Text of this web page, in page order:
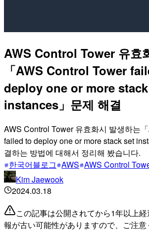
AWS Control Tower 유효
「AWS Control Tower
deploy one or more
instances」문제 해결
AWS Control Tower 유효화시 발생하는
failed to deploy one or more stack set
결하는 방법에 대해서 정리해 봤습니다.
한국어블로그 AWS AWS Control
Kim Jaewook
2024.03.18
この記事は公開されてから1年以上
報が古い可能性がありますので、ご注意